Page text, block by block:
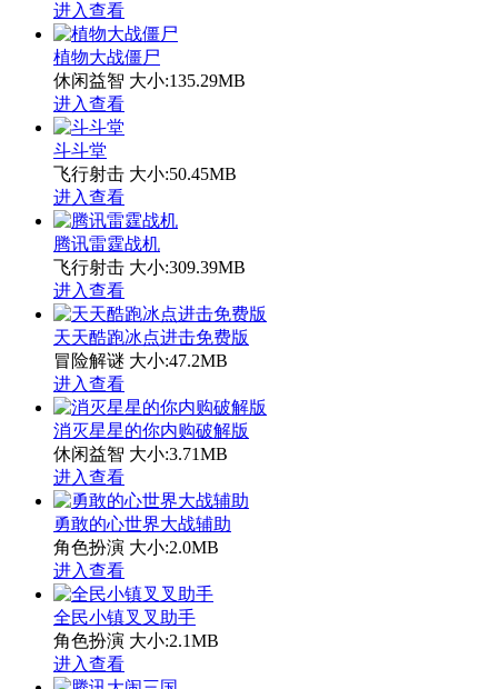
进入查看
植物大战僵尸
休闲益智 大小:135.29MB
进入查看
斗斗堂
飞行射击 大小:50.45MB
进入查看
腾讯雷霆战机
飞行射击 大小:309.39MB
进入查看
天天酷跑冰点进击免费版
冒险解谜 大小:47.2MB
进入查看
消灭星星的你内购破解版
休闲益智 大小:3.71MB
进入查看
勇敢的心世界大战辅助
角色扮演 大小:2.0MB
进入查看
全民小镇叉叉助手
角色扮演 大小:2.1MB
进入查看